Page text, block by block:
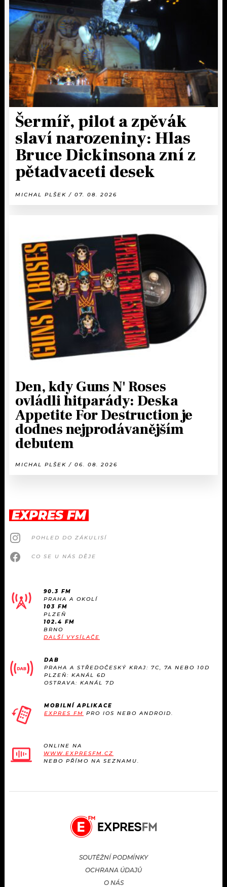
Šermíř, pilot a zpěvák
slaví narozeniny: Hlas
Bruce Dickinsona zní z
pětadvaceti desek
MICHAL PLŠEK / 07. 08. 2026
Den, kdy Guns N' Roses
ovládli hitparády: Deska
Appetite For Destruction je
dodnes nejprodávanějším
debutem
MICHAL PLŠEK / 06. 08. 2026
EXPRES FM
POHLED DO ZÁKULISÍ
CO SE U NÁS DĚJE
90.3 FM
PRAHA A OKOLÍ
103 FM
PLZEŇ
102.4 FM
BRNO
DALŠÍ VYSÍLAČE
DAB
PRAHA A STŘEDOČESKÝ KRAJ: 7C, 7A NEBO 10D
PLZEŇ: KANÁL 6D
OSTRAVA: KANÁL 7D
MOBILNÍ APLIKACE
EXPRES FM PRO IOS NEBO ANDROID.
ONLINE NA
WWW.EXPRESFM.CZ
NEBO PŘÍMO NA SEZNAMU.
SOUTĚŽNÍ PODMÍNKY
OCHRANA ÚDAJŮ
O NÁS